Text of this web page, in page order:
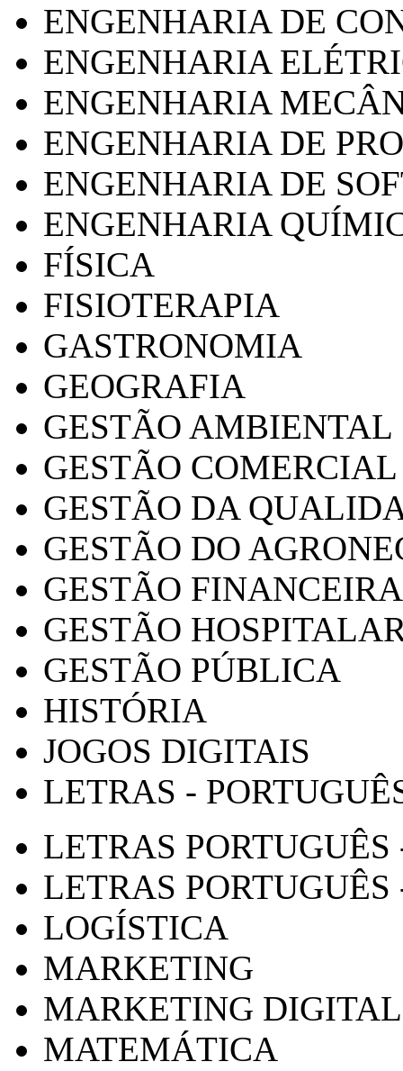
ENGENHARIA DE
ENGENHARIA
ENGENHARIA
ENGENHARIA DE
ENGENHARIA DE
ENGENHARIA
FÍSICA
FISIOTERAPIA
GASTRONOMIA
GEOGRAFIA
GESTÃO AMBIENTAL
GESTÃO COMERCIAL
GESTÃO DA
GESTÃO DO
GESTÃO FINANCEIRA
GESTÃO
GESTÃO PÚBLICA
HISTÓRIA
JOGOS DIGITAIS
LETRAS -
LETRAS
LETRAS PORTUGUÊS
LOGÍSTICA
MARKETING
MARKETING DIGITAL
MATEMÁTICA